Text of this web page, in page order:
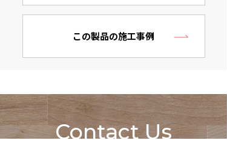
この製品の施工事例
Contact Us